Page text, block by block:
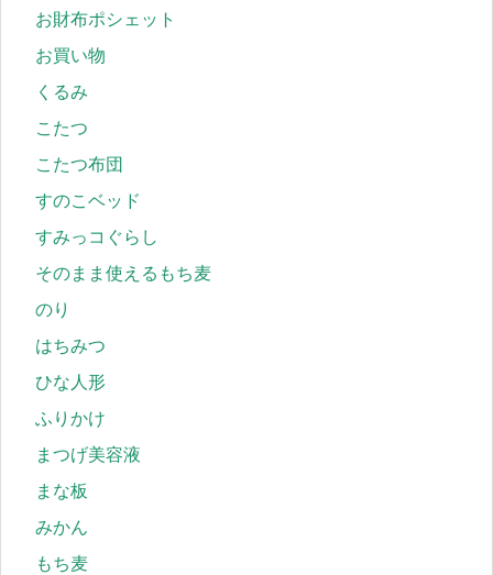
お財布ポシェット
お買い物
くるみ
こたつ
こたつ布団
すのこベッド
すみっコぐらし
そのまま使えるもち麦
のり
はちみつ
ひな人形
ふりかけ
まつげ美容液
まな板
みかん
もち麦